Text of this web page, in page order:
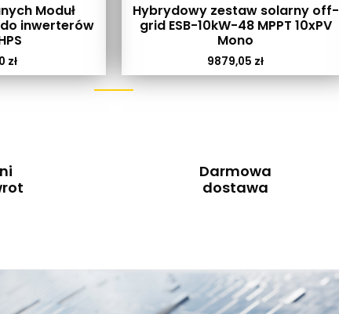
Moduł
inwerterów
zł
Hybrydowy zestaw solarny off-
grid ESB-10kW-48 MPPT 10xPV
Mono
9879,05 zł
Darmowa
dostawa